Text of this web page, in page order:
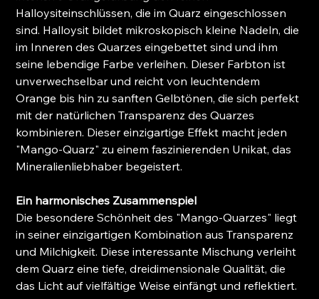
Halloysiteinschlüssen, die im Quarz eingeschlossen
sind. Halloysit bildet mikroskopisch kleine Nadeln, die
im Inneren des Quarzes eingebettet sind und ihm
seine lebendige Farbe verleihen. Dieser Farbton ist
unverwechselbar und reicht von leuchtendem
Orange bis hin zu sanften Gelbtönen, die sich perfekt
mit der natürlichen Transparenz des Quarzes
kombinieren. Dieser einzigartige Effekt macht jeden
"Mango-Quarz" zu einem faszinierenden Unikat, das
Mineralienliebhaber begeistert.
Ein harmonisches Zusammenspiel
Die besondere Schönheit des "Mango-Quarzes" liegt
in seiner einzigartigen Kombination aus Transparenz
und Milchigkeit. Diese interessante Mischung verleiht
dem Quarz eine tiefe, dreidimensionale Qualität, die
das Licht auf vielfältige Weise einfängt und reflektiert.